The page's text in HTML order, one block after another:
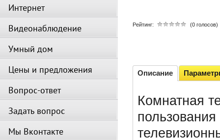
Рейтинг: (0 голосов)
Описание
Комнатная
Интернет
Видеонаблюдение
Умный дом
Цены и предложения
Вопрос-ответ
Задать вопрос
Мы Вконтакте